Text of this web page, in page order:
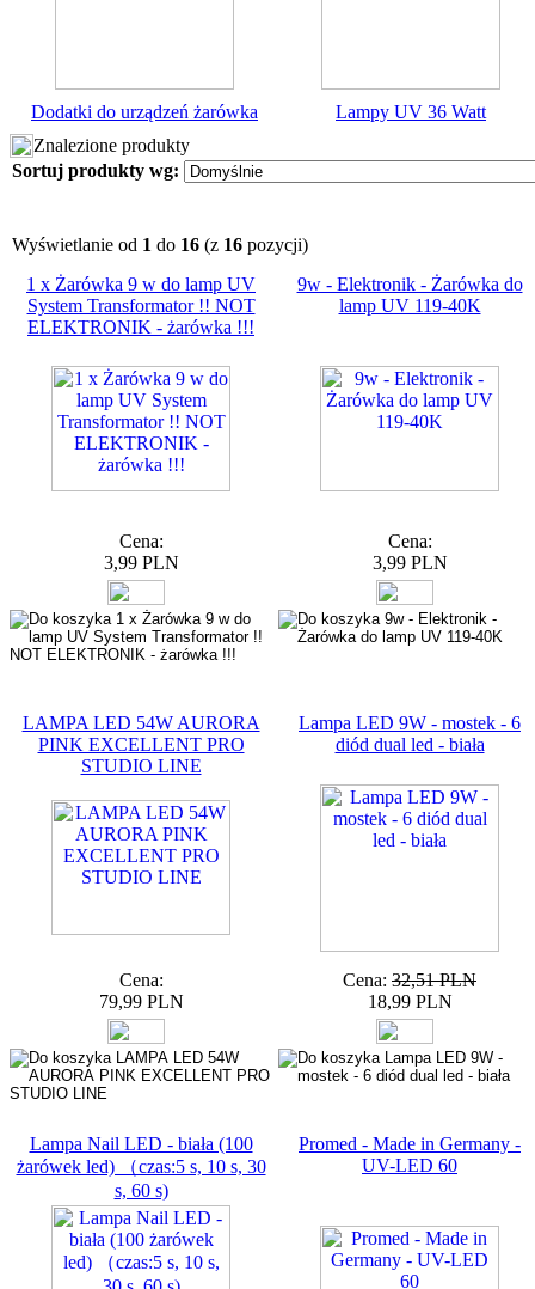
Dodatki do urządzeń żarówka
Lampy UV 36 Watt
Znalezione produkty
Sortuj produkty wg:
Wyświetlanie od 1 do 16 (z 16 pozycji)
1 x Żarówka 9 w do lamp UV
System Transformator !! NOT
ELEKTRONIK - żarówka !!!
Cena:
3,99 PLN
9w - Elektronik - Żarówka do
lamp UV 119-40K
Cena:
3,99 PLN
LAMPA LED 54W AURORA
PINK EXCELLENT PRO
STUDIO LINE
Cena:
79,99 PLN
Lampa LED 9W - mostek - 6
diód dual led - biała
Cena: 32,51 PLN
18,99 PLN
Lampa Nail LED - biała (100
żarówek led) （czas:5 s, 10 s, 30
s, 60 s)
Promed - Made in Germany -
UV-LED 60